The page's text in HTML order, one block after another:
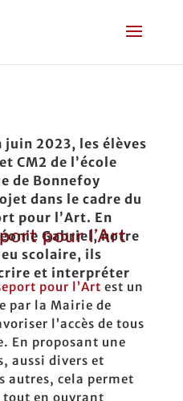
juin 2023, les élèves
CM2 de l’école
de Bonnefoy
dans le cadre du
pour l’Art. En
Gabriel, notre
scolaire, ils
et interpréter
pour l’Art
pour l’Art est un
par la Mairie de
l’accès de tous
En proposant une
aussi divers et
autres, cela permet
tout en ouvrant